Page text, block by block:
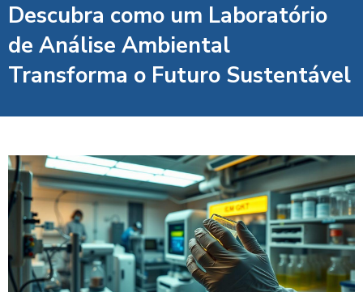
Descubra como um Laboratório
de Análise Ambiental
Transforma o Futuro Sustentável